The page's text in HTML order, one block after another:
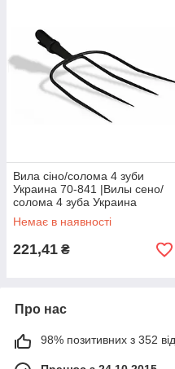
Вила сіно/солома 4 зуби
Украина 70-841 |Вилы сено/
солома 4 зуба Украина
Немає в наявності
221,41 ₴
Про нас
98% позитивних з 352